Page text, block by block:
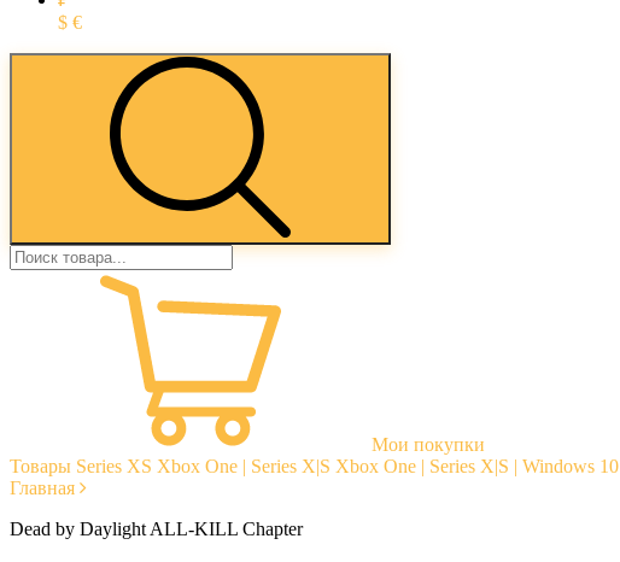
$ €
Мои покупки
Товары Series XS Xbox One | Series X|S Xbox One | Series X|S | Windows 10
Главная
Dead by Daylight ALL-KILL Chapter